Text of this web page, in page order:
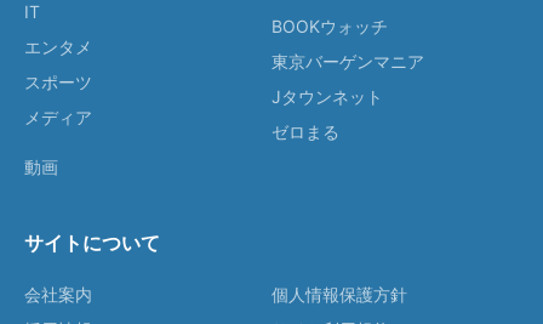
IT
エンタメ
スポーツ
メディア
動画
BOOKウォッチ
東京バーゲンマニア
Jタウンネット
ゼロまる
サイトについて
会社案内
個人情報保護方針